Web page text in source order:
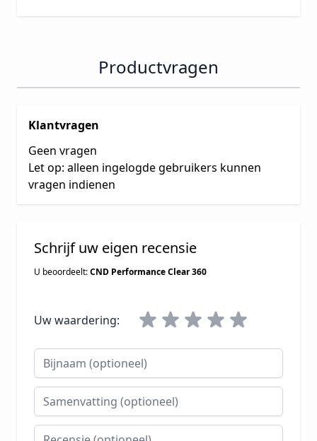
Productvragen
Klantvragen
Geen vragen
Let op: alleen ingelogde gebruikers kunnen
vragen indienen
Schrijf uw eigen recensie
U beoordeelt:CND Performance Clear 360
Uw waardering:
Bijnaam
Samenvatting
Recensie